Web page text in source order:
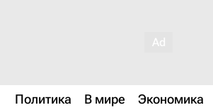
Политика В мире Экономика